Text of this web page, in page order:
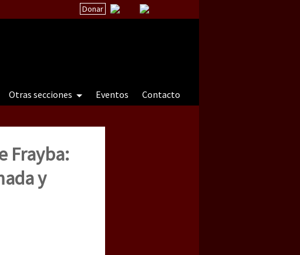
Donar
Otras secciones Eventos
Contacto
e a natureza sob cerco)
Frayba:
y